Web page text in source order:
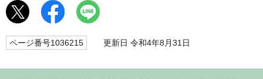
ページ番号1036215 更新日 令和4年8月31日